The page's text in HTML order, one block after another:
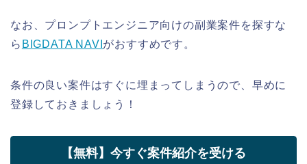
なお、プロンプトエンジニア向けの副業案件を探すな
ら BIGDATA NAVI がおすすめです。
条件の良い案件はすぐに埋まってしまうので、早めに
登録しておきましょう！
【無料】今すぐ案件紹介を受ける